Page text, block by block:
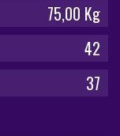
75,00 Kg
42
37